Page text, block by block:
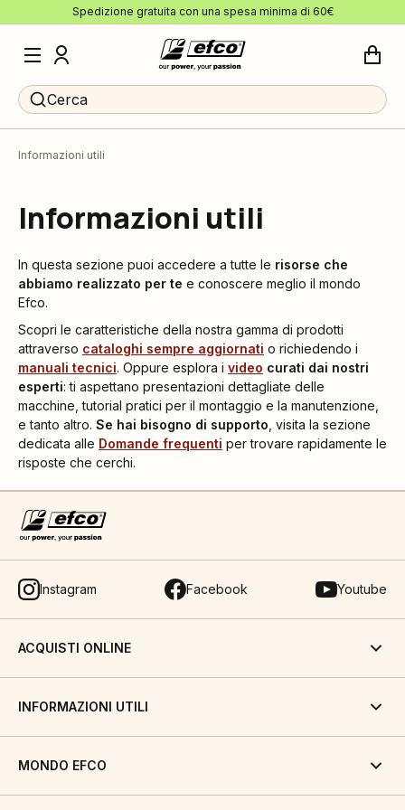
Spedizione gratuita con una spesa minima di 60€
Cerca
Informazioni utili
Informazioni utili
In questa sezione puoi accedere a tutte le risorse che
abbiamo realizzato per te e conoscere meglio il mondo
Efco.
Scopri le caratteristiche della nostra gamma di prodotti
attraverso cataloghi sempre aggiornati o richiedendo i
manuali tecnici. Oppure esplora i video curati dai nostri
esperti: ti aspettano presentazioni dettagliate delle
macchine, tutorial pratici per il montaggio e la manutenzione,
e tanto altro. Se hai bisogno di supporto , visita la sezione
dedicata alle Domande frequenti per trovare rapidamente le
risposte che cerchi.
Instagram Facebook Youtube
ACQUISTI ONLINE
INFORMAZIONI UTILI
MONDO EFCO